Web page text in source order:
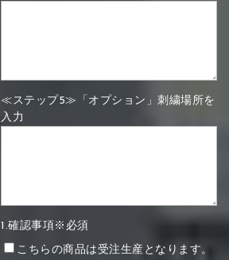
≪ステップ5≫「オプション」刺繍場所を
入力
1.確認事項※必須
こちらの商品は受注生産となります。